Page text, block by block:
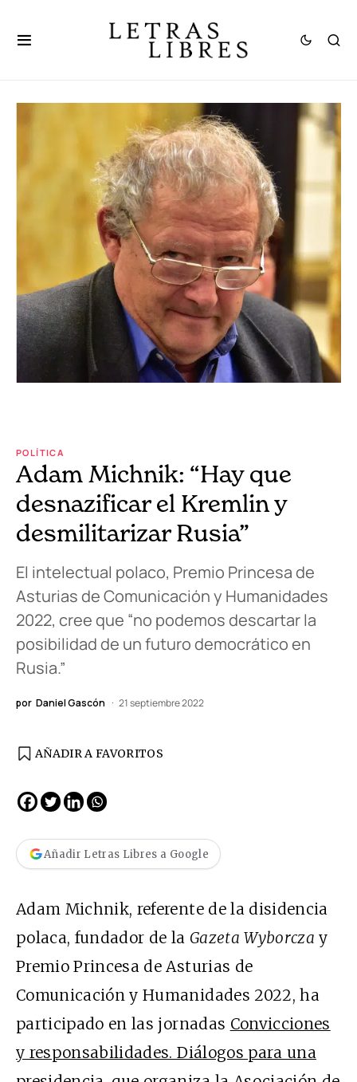
POLÍTICA
Adam Michnik: “Hay que
desnazificar el Kremlin y
desmilitarizar Rusia”
El intelectual polaco, Premio Princesa de
Asturias de Comunicación y Humanidades
2022, cree que “no podemos descartar la
posibilidad de un futuro democrático en
Rusia.”
por Daniel Gascón 21 septiembre 2022
AÑADIR A FAVORITOS
Añadir Letras Libres a Google
Adam Michnik, referente de la disidencia
polaca, fundador de la Gazeta Wyborcza y
Premio Princesa de Asturias de
Comunicación y Humanidades 2022, ha
participado en las jornadas Convicciones
y responsabilidades. Diálogos para una